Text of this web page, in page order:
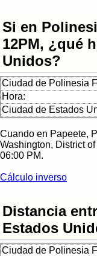
Si en
12PM, ¿qué
Unidos?
Ciudad de Polinesia
Hora:
Ciudad de Estados
Cuando en Papeete,
Washington, District
06:00 PM.
Cálculo inverso
Distancia
Estados
Ciudad de Polinesia